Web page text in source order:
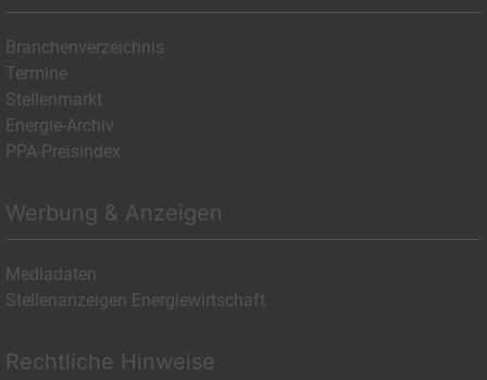
Branchenverzeichnis
Termine
Stellenmarkt
Energie-Archiv
PPA-Preisindex
Werbung & Anzeigen
Mediadaten
Stellenanzeigen Energiewirtschaft
Rechtliche Hinweise